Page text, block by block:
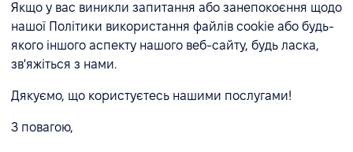
Якщо у вас виникли запитання або занепокоєння щодо
нашої Політики використання файлів cookie або будь-
якого іншого аспекту нашого веб-сайту, будь ласка,
зв'яжіться з нами.
Дякуємо, що користуєтесь нашими послугами!
З повагою,